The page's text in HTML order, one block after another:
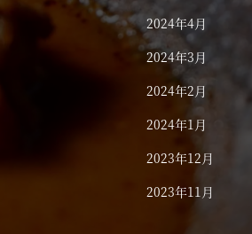
2024年4月
2024年3月
2024年2月
2024年1月
2023年12月
2023年11月